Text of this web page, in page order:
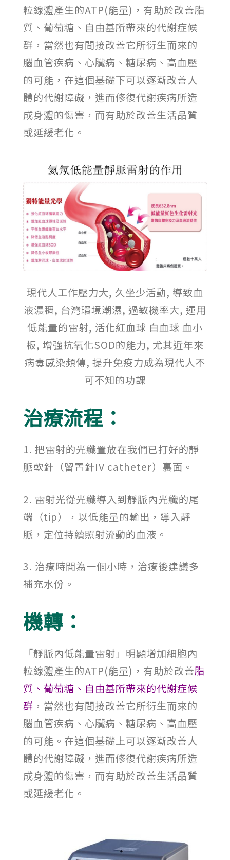
粒線體產生的ATP(能量)，有助於改善脂
質、葡萄糖、自由基所帶來的代謝症候
群，當然也有間接改善它所衍生而來的
腦血管疾病、心臟病、糖尿病、高血壓
的可能，在這個基礎下可以逐漸改善人
體的代謝障礙，進而修復代謝疾病所造
成身體的傷害，而有助於改善生活品質
或延緩老化。
現代人工作壓力大, 久坐少活動, 導致血
液濃稠, 台灣環境潮濕, 過敏機率大, 運用
低能量的雷射, 活化紅血球 白血球 血小
板, 增強抗氧化SOD的能力, 尤其近年來
病毒感染頻傳, 提升免疫力成為現代人不
可不知的功課
治療流程：
1. 把雷射的光纖置放在我們已打好的靜
脈軟針（留置針IV catheter）裏面。
2. 雷射光從光纖導入到靜脈內光纖的尾
端（tip），以低能量的輸出，導入靜
脈，定位持續照射流動的血液。
3. 治療時間為一個小時，治療後建議多
補充水份。
機轉：
「靜脈內低能量雷射」明顯增加細胞內
粒線體產生的ATP(能量)，有助於改善脂
質、葡萄糖、自由基所帶來的代謝症候
群 ，當然也有間接改善它所衍生而來的
腦血管疾病、心臟病、糖尿病、高血壓
的可能。在這個基礎上可以逐漸改善人
體的代謝障礙，進而修復代謝疾病所造
成身體的傷害，而有助於改善生活品質
或延緩老化。